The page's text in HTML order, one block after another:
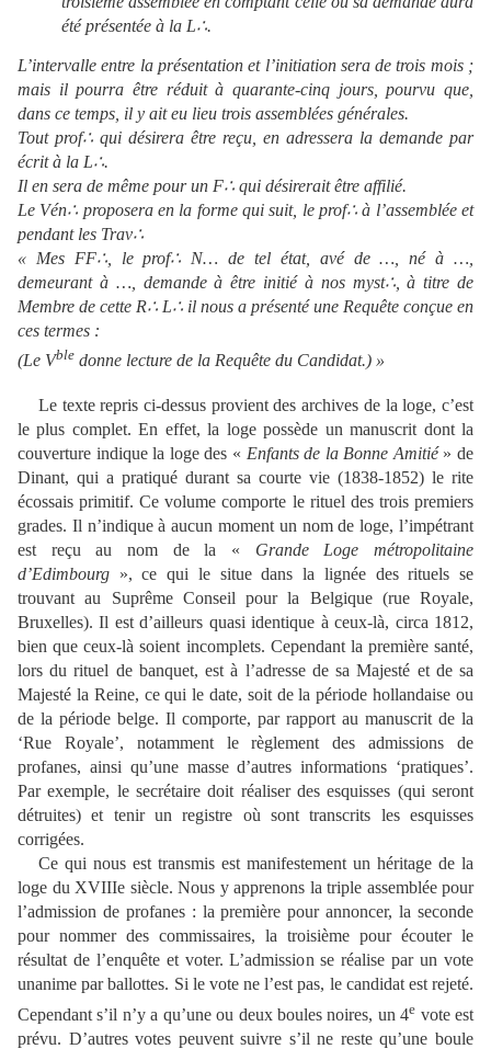
été présentée à la L∴.
L’intervalle entre la présentation et l’initiation sera de trois mois ;
mais il pourra être réduit à quarante-cinq jours, pourvu que,
dans ce temps, il y ait eu lieu trois assemblées générales.
Tout prof∴ qui désirera être reçu, en adressera la demande par
écrit à la L∴.
Il en sera de même pour un F∴ qui désirerait être affilié.
Le Vén∴ proposera en la forme qui suit, le prof∴ à l’assemblée et
pendant les Trav∴
« Mes FF∴, le prof∴ N… de tel état, avé de …, né à …,
demeurant à …, demande à être initié à nos myst∴, à titre de
Membre de cette R∴ L∴ il nous a présenté une Requête conçue en
ces termes :
(Le Vble donne lecture de la Requête du Candidat.) »
Le texte repris ci-dessus provient des archives de la loge, c’est
le plus complet. En effet, la loge possède un manuscrit dont la
couverture indique la loge des « Enfants de la Bonne Amitié» de
Dinant, qui a pratiqué durant sa courte vie (1838-1852) le rite
écossais primitif. Ce volume comporte le rituel des trois premiers
grades. Il n’indique à aucun moment un nom de loge, l’impétrant
est reçu au nom de la « Grande Loge métropolitaine
d’Edimbourg », ce qui le situe dans la lignée des rituels se
trouvant au Suprême Conseil pour la Belgique (rue Royale,
Bruxelles). Il est d’ailleurs quasi identique à ceux-là, circa 1812,
bien que ceux-là soient incomplets. Cependant la première santé,
lors du rituel de banquet, est à l’adresse de sa Majesté et de sa
Majesté la Reine, ce qui le date, soit de la période hollandaise ou
de la période belge. Il comporte, par rapport au manuscrit de la
‘Rue Royale’, notamment le règlement des admissions de
profanes, ainsi qu’une masse d’autres informations ‘pratiques’.
Par exemple, le secrétaire doit réaliser des esquisses (qui seront
détruites) et tenir un registre où sont transcrits les esquisses
corrigées.
Ce qui nous est transmis est manifestement un héritage de la
loge du XVIIIe siècle. Nous y apprenons la triple assemblée pour
l’admission de profanes : la première pour annoncer, la seconde
pour nommer des commissaires, la troisième pour écouter le
résultat de l’enquête et voter. L’admission se réalise par un vote
unanime par ballottes. Si le vote ne l’est pas, le candidat est rejeté.
Cependant s’il n’y a qu’une ou deux boules noires, un 4e vote est
prévu. D’autres votes peuvent suivre s’il ne reste qu’une boule